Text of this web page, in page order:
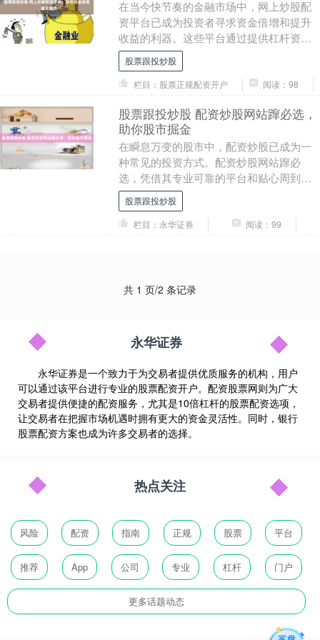
在当今快节奏的金融市场中，网上炒股配
资平台已成为投资者寻求资金倍增和提升
收益的利器。这些平台通过提供杠杆资
金，让投资者能够放大其交易规模股票跟
投炒股，从而获得更....
股票跟投炒股
栏目：股票正规配资开户
阅读：98
股票跟投炒股 配资炒股网站蹿必选，
助你股市掘金
在瞬息万变的股市中，配资炒股已成为一
种常见的投资方式。配资炒股网站蹿必
选，凭借其专业可靠的平台和贴心周到的
服务，为投资者提供了掘金股市的利器。
2. 套利策略：....
股票跟投炒股
栏目：永华证券
阅读：99
共 1 页/2 条记录
永华证券
永华证券是一个致力于为交易者提供优质服务的机构，用户
可以通过该平台进行专业的股票配资开户。配资股票网则为广大
交易者提供便捷的配资服务，尤其是10倍杠杆的股票配资选项，
让交易者在把握市场机遇时拥有更大的资金灵活性。同时，银行
股票配资方案也成为许多交易者的选择。
热点关注
风险 配资 指南 正规 股票 平台
推荐 App 公司 专业 杠杆 门户
更多话题动态